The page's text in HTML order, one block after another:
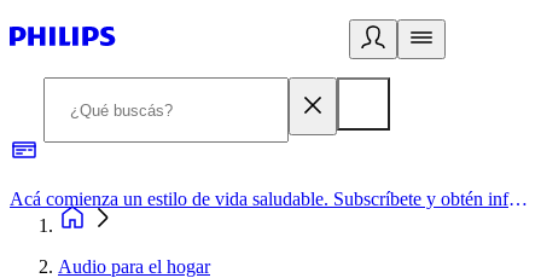
Acá comienza un estilo de vida saludable. Subscríbete y obtén información de primera mano
Audio para el hogar